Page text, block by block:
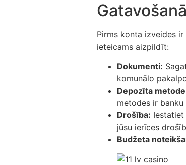
Pirms konta izveides
ieteicams aizpildīt:
Dokumenti:
komunālo
Depozīta
metodes ir
Drošība:
jūsu ierīces
Budžeta